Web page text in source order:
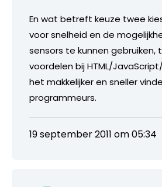
En wat betreft keuze twee
voor snelheid en de
sensors te kunnen gebruiken,
voordelen bij HTML/
het makkelijker en sneller
programmeurs.
19 september 2011 om 05:34